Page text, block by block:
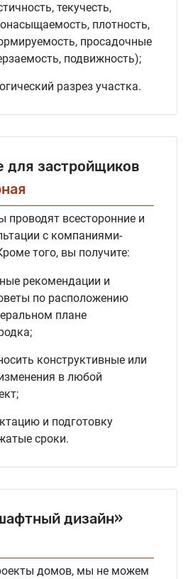
текучесть,
плотность,
просадочные
подвижность);
разрез участка.
для застройщиков
проводят всесторонние и
с компаниями-
того, вы получите:
рекомендации и
по расположению
плане
конструктивные или
в любой
и подготовку
сроки.
дизайн»
домов, мы не можем